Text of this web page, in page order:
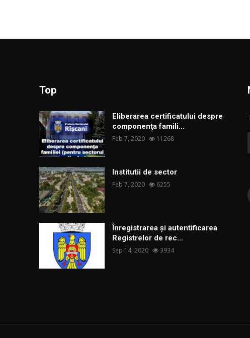
Top
Eliberarea certificatului despre
componenţa famili...
Feb 7, 2020 11268
Institutii de sector
Feb 7, 2020 6255
Înregistrarea și autentificarea
Registrelor de rec...
Sep 14, 2020 3934